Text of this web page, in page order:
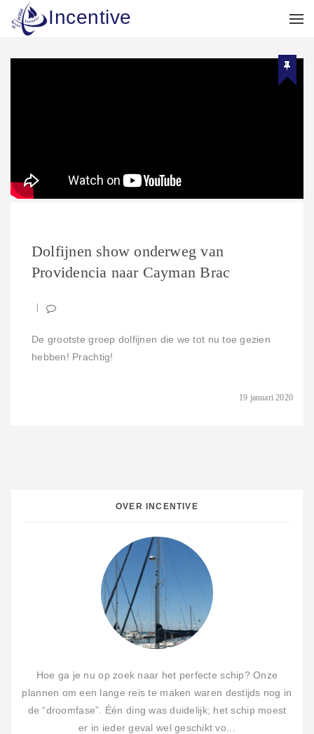
Incentive
Dolfijnen show onderweg van
Providencia naar Cayman Brac
19 januari 2020
De grootste groep dolfijnen die we tot nu toe gezien
hebben! Prachtig!
OVER INCENTIVE
Hoe ga je nu op zoek naar het perfecte schip? Onze
plannen om een lange reis te maken waren destijds nog in
de “droomfase”. Één ding was duidelijk; het schip moest
er in ieder geval wel geschikt vo...